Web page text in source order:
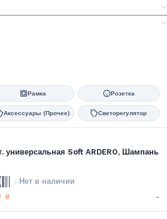
Рамка Розетка
Аксессуары (Прочее) Светорегулятор
универсальная Soft ARDERO, Шампань
Нет в наличии
₴ -